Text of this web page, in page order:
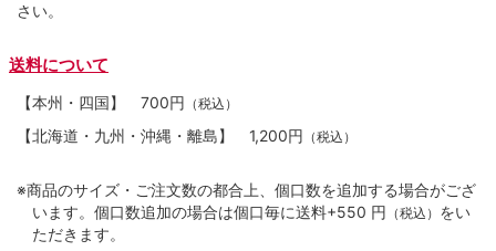
さい。
送料について
【本州・四国】 700円 （税込）
【北海道・九州・沖縄・離島】 1,200円 （税込）
※商品のサイズ・ご注文数の都合上、個口数を追加する場合がござ
います。個口数追加の場合は個口毎に送料+550 円 （税込） をい
ただきます。